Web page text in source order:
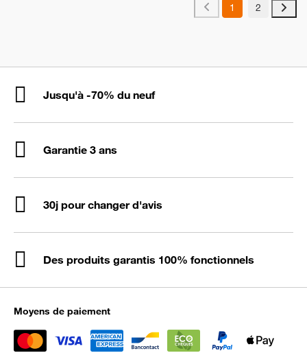
1 2
Jusqu'à -70% du neuf
Garantie 3 ans
30j pour changer d'avis
Des produits garantis 100% fonctionnels
Moyens de paiement